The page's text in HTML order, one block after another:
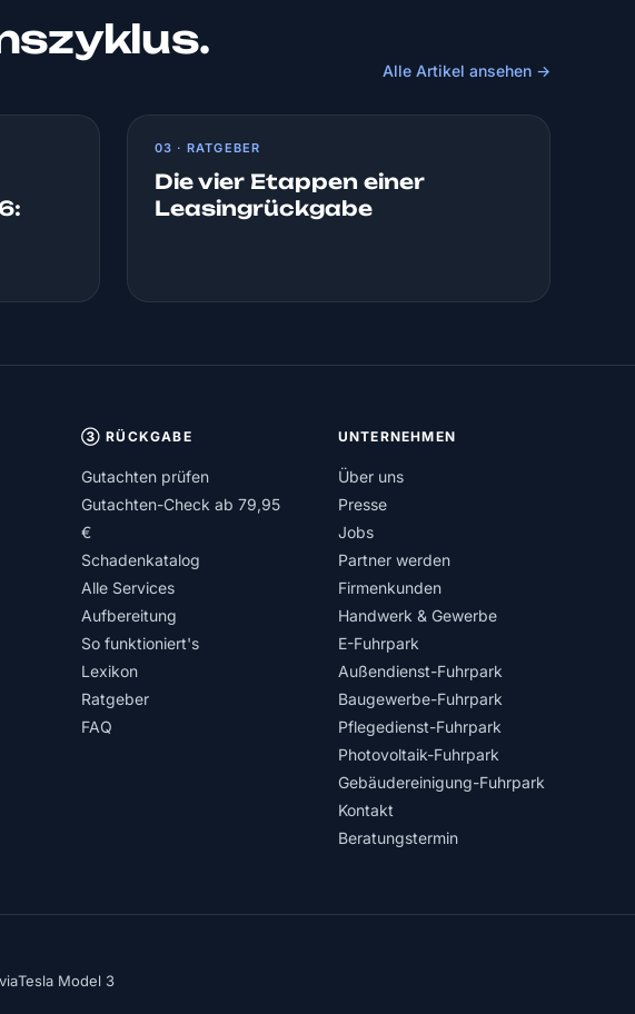
Alle Artikel ansehen →
03 · RATGEBER
Die vier Etappen einer
Leasingrückgabe
③ RÜCKGABE
Gutachten prüfen
Gutachten-Check ab 79,95
€
Schadenkatalog
Alle Services
Aufbereitung
So funktioniert's
Lexikon
Ratgeber
FAQ
UNTERNEHMEN
Über uns
Presse
Jobs
Partner werden
Firmenkunden
Handwerk & Gewerbe
E-Fuhrpark
Außendienst-Fuhrpark
Baugewerbe-Fuhrpark
Pflegedienst-Fuhrpark
Photovoltaik-Fuhrpark
Gebäudereinigung-Fuhrpark
Kontakt
Beratungstermin
Tesla Model 3